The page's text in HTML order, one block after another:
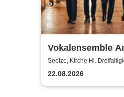
Vokalensemble
Seelze, Kirche Hl.
22.08.2026